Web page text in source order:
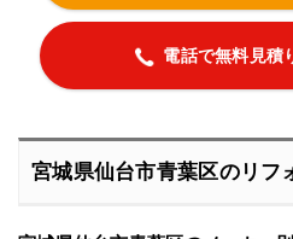
電話で無料見積
宮城県仙台市青葉区のリフ